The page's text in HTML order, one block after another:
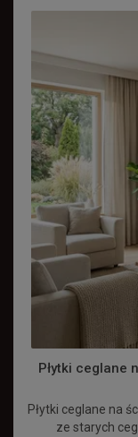
Płytki ceglane
Płytki ceglane na
ze starych